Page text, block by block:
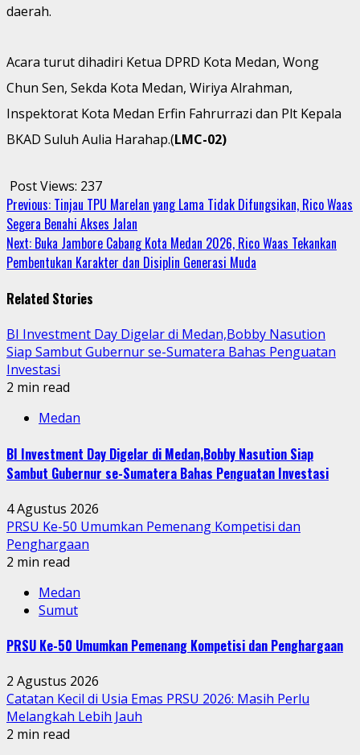
daerah.
Acara turut dihadiri Ketua DPRD Kota Medan, Wong
Chun Sen, Sekda Kota Medan, Wiriya Alrahman,
Inspektorat Kota Medan Erfin Fahrurrazi dan Plt Kepala
BKAD Suluh Aulia Harahap.(LMC-02)
Post Views: 237
Continue
Reading
Previous: Tinjau TPU Marelan yang Lama Tidak Difungsikan, Rico Waas
Segera Benahi Akses Jalan
Next: Buka Jambore Cabang Kota Medan 2026, Rico Waas Tekankan
Pembentukan Karakter dan Disiplin Generasi Muda
Related Stories
BI Investment Day Digelar di Medan,Bobby Nasution
Siap Sambut Gubernur se-Sumatera Bahas Penguatan
Investasi
2 min read
Medan
BI Investment Day Digelar di Medan,Bobby Nasution Siap
Sambut Gubernur se-Sumatera Bahas Penguatan Investasi
4 Agustus 2026
PRSU Ke-50 Umumkan Pemenang Kompetisi dan
Penghargaan
2 min read
Medan
Sumut
PRSU Ke-50 Umumkan Pemenang Kompetisi dan Penghargaan
2 Agustus 2026
Catatan Kecil di Usia Emas PRSU 2026: Masih Perlu
Melangkah Lebih Jauh
2 min read